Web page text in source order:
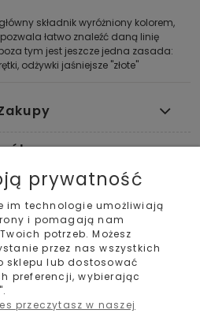
składnik wyróżniony kolorem,
pozwala łatwo znaleźć daną linię
tym jest jeszcze jedna zasada:
odżywki jaśniejsze "złote"
konto
Kontakt
prywatność
im technologie umożliwiają
i pomagają nam
potrzeb. Możesz
przez nas wszystkich
sklepu lub dostosować
preferencji, wybierając
przeczytasz w naszej